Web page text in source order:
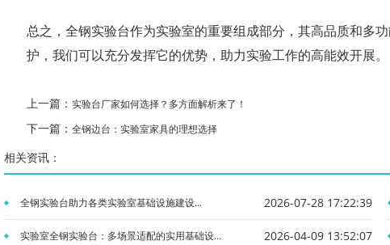
总之，全钢实验台作为实验室的重要组成部分，其高品质和多
护，我们可以充分发挥它的优势，助力实验工作的高能效开展。
上一篇： 实验台厂家如何选择？多方面解析来了！
下一篇： 全钢边台：实验室家具的理想选择
相关资讯：
2026-07-28 17:22:39
全钢实验台助力各类实验室基础设施建设...
2026-04-09 13:52:07
实验室全钢实验台：多场景适配的实用基础设...